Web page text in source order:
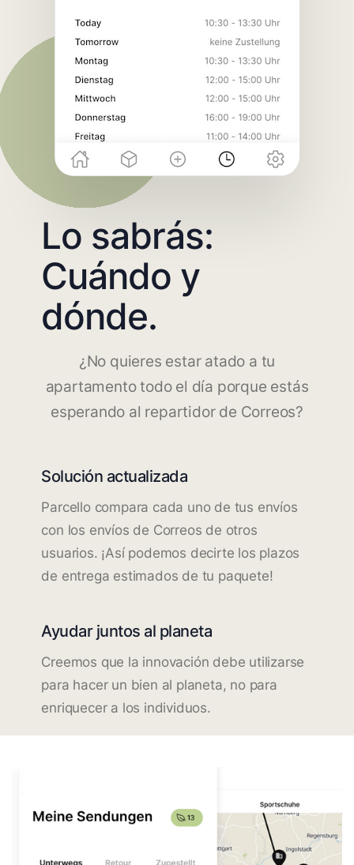
Lo sabrás:
Cuándo y
dónde.
¿No quieres estar atado a tu
apartamento todo el día porque estás
esperando al repartidor de Correos?
Solución actualizada
Parcello compara cada uno de tus envíos
con los envíos de Correos de otros
usuarios. ¡Así podemos decirte los plazos
de entrega estimados de tu paquete!
Ayudar juntos al planeta
Creemos que la innovación debe utilizarse
para hacer un bien al planeta, no para
enriquecer a los individuos.